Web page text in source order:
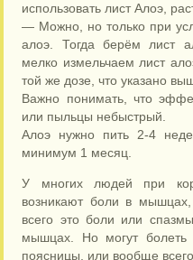
использовать лист Алоэ,
— Можно, но только при
алоэ. Тогда берём лист
мелко измельчаем лист
той же дозе, что указано
Важно понимать, что
или пыльцы небыстрый.
Алоэ нужно пить 2-4
минимум 1 месяц.
У многих людей при
возникают боли в
всего это боли или
мышцах. Но могут
поясницы, или вообще всего